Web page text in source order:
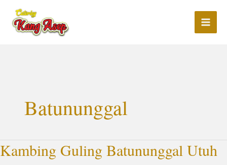
konten
Batununggal
Kambing Guling Batununggal Utuh
Kambing
Guling